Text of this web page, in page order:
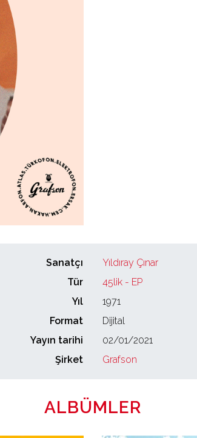
Sanatçı
Yıldıray Çınar
Tür
45lik - EP
Yıl
1971
Format
Dijital
Yayın tarihi
02/01/2021
Şirket
Grafson
ALBÜMLER